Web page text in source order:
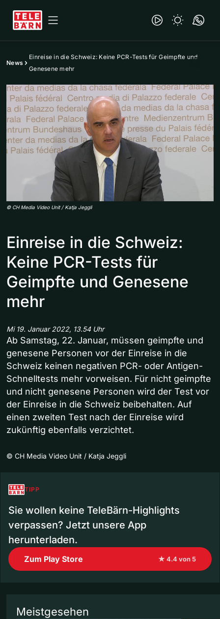
News
Einreise in die Schweiz: Keine PCR-Tests für Geimpfte und
Genesene mehr
© CH Media Video Unit / Katja Jeggli
Einreise in die Schweiz:
Keine PCR-Tests für
Geimpfte und Genesene
mehr
Mi 19. Januar 2022, 13.54 Uhr
Ab Samstag, 22. Januar, müssen geimpfte und
genesene Personen vor der Einreise in die
Schweiz keinen negativen PCR- oder Antigen-
Schnelltests mehr vorweisen. Für nicht geimpfte
und nicht genesene Personen wird der Test vor
der Einreise in die Schweiz beibehalten. Auf
einen zweiten Test nach der Einreise wird
zukünftig ebenfalls verzichtet.
© CH Media Video Unit / Katja Jeggli
TIPP
Sie wollen keine TeleBärn-Highlights
verpassen? Jetzt unsere App
herunterladen.
Zum Play Store ★ 4.4 von 5
Meistgesehen